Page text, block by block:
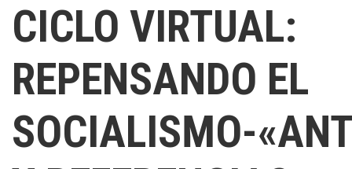
CICLO VIRTUAL:
REPENSANDO EL
SOCIALISMO-